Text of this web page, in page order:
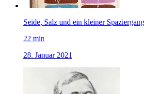
Seide, Salz und ein kleiner
22 min
28. Januar 2021